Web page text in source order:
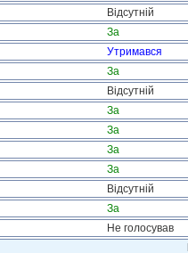
Відсутній
За
Утримався
За
Відсутній
За
За
За
За
Відсутній
За
Не голосував